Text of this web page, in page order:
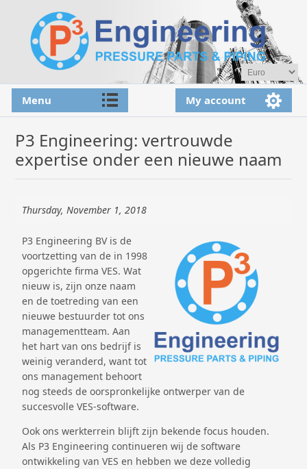
Menu My account
P3 Engineering: vertrouwde
expertise onder een nieuwe naam
Thursday, November 1, 2018
P3 Engineering BV is de
voortzetting van de in 1998
opgerichte firma VES. Wat
nieuw is, zijn onze naam
en de toetreding van een
nieuwe bestuurder tot ons
managementteam. Aan
het hart van ons bedrijf is
weinig veranderd, want tot
ons management behoort
nog steeds de oorspronkelijke ontwerper van de
succesvolle VES-software.
Ook ons werkterrein blijft zijn bekende focus houden.
Als P3 Engineering continueren wij de software
ontwikkeling van VES en hebben we deze volledig